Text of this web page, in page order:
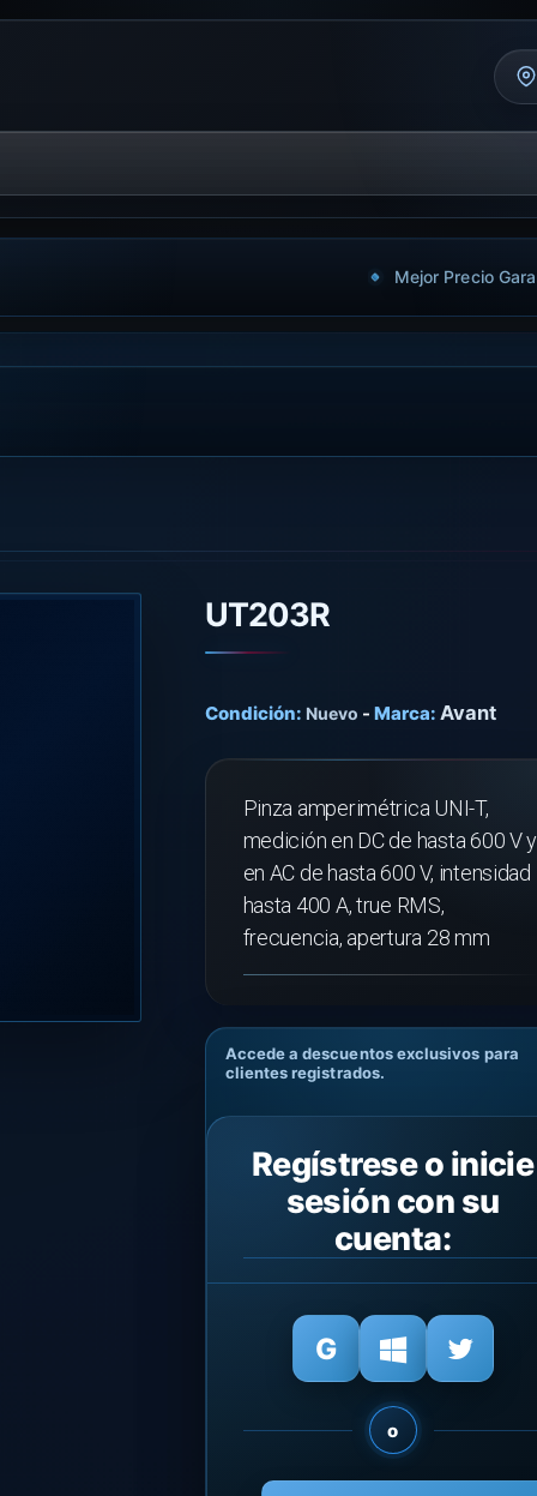
Mejor Precio
UT203R
Condición: Nuevo - Marca: Avant
Pinza amperimétrica UNI-T,
medición en DC de hasta 600 V y
en AC de hasta 600 V, intensidad
hasta 400 A, true RMS,
frecuencia, apertura 28 mm
Accede a descuentos exclusivos para
clientes registrados.
Regístrese o inicie
sesión con su
cuenta:
o